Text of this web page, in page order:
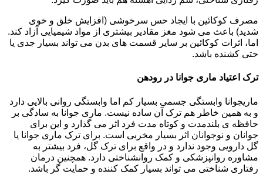
مصرف کوکائین با ایجاد حس سرخوشی (افزایش خلق و خوی
شدید) باعث می شود مغز مقادیر بیشتری از مواد شیمیایی آزاد کند.
اما، اثرات کوکائین بر سایر قسمت های بدن می تواند بسیار جدی یا
حتی کشنده باشد.
ترک اعتیاد ماری جوانا در رودهن
ماریجوانا وابستگی جسمی بسیار کم اما وابستگی روانی بالایی دارد
و به همین خاطر هم ترک آن ساده نیست. ماری جوانا به سادگی بر
حافظه ی بلندمدت و کوتاه مدت فرد اثر می گذارد و این برای
جوانان و نوجوانان اثر بسیار مخربی است. برای ترک ماری جوانا یا
گل دارویی وجود ندارد و در واقع برای ترک گل، فرد بیشتر به
مشاوره روانپزشکی و کمک روانشناختی دارد. همچنین درمان
رفتاری شناختی می تواند بسیار کمک کننده و حمایت گر باشد.